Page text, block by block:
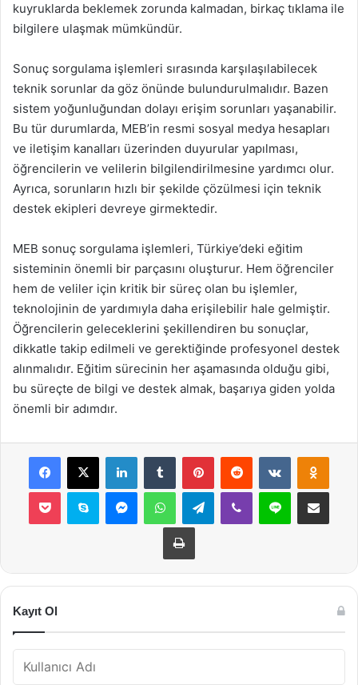
kuyruklarda beklemek zorunda kalmadan, birkaç tıklama ile
bilgilere ulaşmak mümkündür.
Sonuç sorgulama işlemleri sırasında karşılaşılabilecek
teknik sorunlar da göz önünde bulundurulmalıdır. Bazen
sistem yoğunluğundan dolayı erişim sorunları yaşanabilir.
Bu tür durumlarda, MEB’in resmi sosyal medya hesapları
ve iletişim kanalları üzerinden duyurular yapılması,
öğrencilerin ve velilerin bilgilendirilmesine yardımcı olur.
Ayrıca, sorunların hızlı bir şekilde çözülmesi için teknik
destek ekipleri devreye girmektedir.
MEB sonuç sorgulama işlemleri, Türkiye’deki eğitim
sisteminin önemli bir parçasını oluşturur. Hem öğrenciler
hem de veliler için kritik bir süreç olan bu işlemler,
teknolojinin de yardımıyla daha erişilebilir hale gelmiştir.
Öğrencilerin geleceklerini şekillendiren bu sonuçlar,
dikkatle takip edilmeli ve gerektiğinde profesyonel destek
alınmalıdır. Eğitim sürecinin her aşamasında olduğu gibi,
bu süreçte de bilgi ve destek almak, başarıya giden yolda
önemli bir adımdır.
Facebook
X LinkedInTumblr PinterestReddit VKontakte
Pocket Skype MessengerWhatsAppTelegramViber Line E-Posta ile
Yazdır
Kayıt Ol